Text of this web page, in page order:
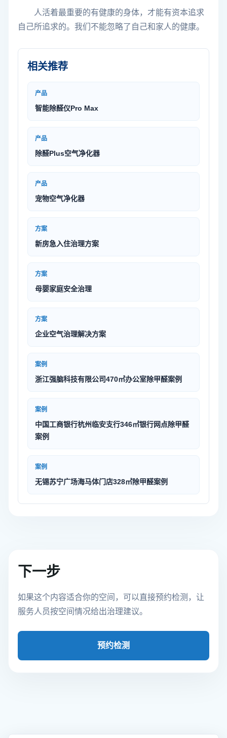
人活着最重要的有健康的身体，才能有资本追求
自己所追求的。我们不能忽略了自己和家人的健康。
相关推荐
产品
智能除醛仪Pro Max
产品
除醛Plus空气净化器
产品
宠物空气净化器
方案
新房急入住治理方案
方案
母婴家庭安全治理
方案
企业空气治理解决方案
案例
浙江强脑科技有限公司470㎡办公室除甲醛案例
案例
中国工商银行杭州临安支行346㎡银行网点除甲醛
案例
案例
无锡苏宁广场海马体门店328㎡除甲醛案例
下一步
如果这个内容适合你的空间，可以直接预约检测，让
服务人员按空间情况给出治理建议。
预约检测